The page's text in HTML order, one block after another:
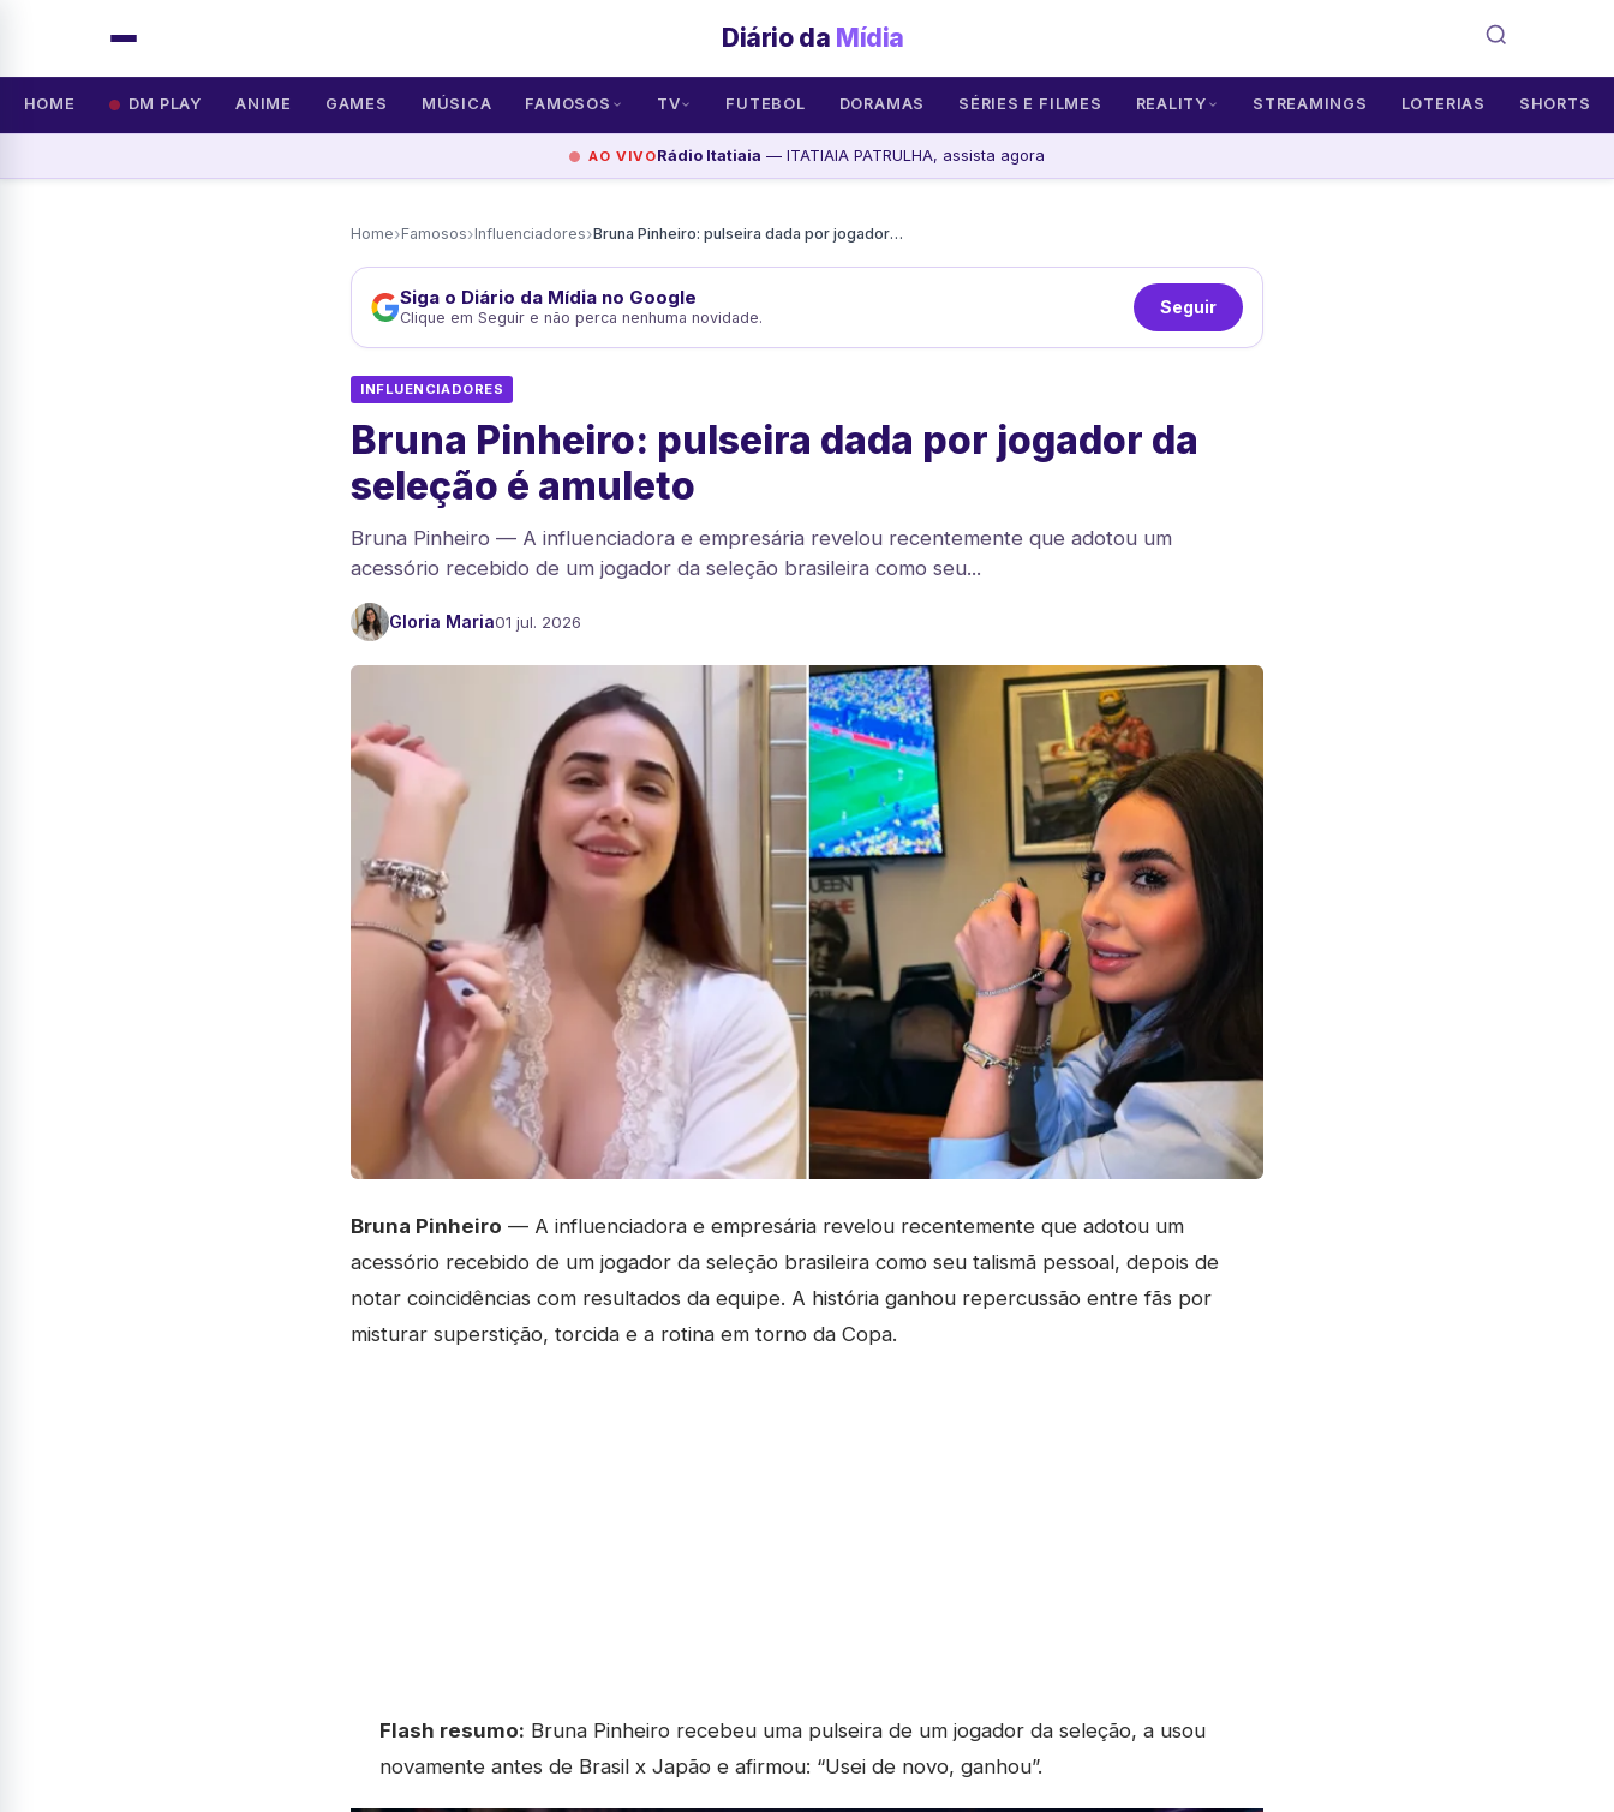
Diário da Mídia
HOME DM PLAY ANIME GAMES MÚSICA FAMOSOS TV FUTEBOL DORAMAS SÉRIES E FILMES REALITY STREAMINGS LOTERIAS SHORTS
AO VIVORádio Itatiaia — ITATIAIA PATRULHA, assista agora
Home›Famosos›Influenciadores› Bruna Pinheiro: pulseira dada por jogador da seleção é amuleto
Siga o Diário da Mídia no Google
Clique em Seguir e não perca nenhuma novidade.
Seguir
INFLUENCIADORES
Bruna Pinheiro: pulseira dada por jogador da
seleção é amuleto
Bruna Pinheiro — A influenciadora e empresária revelou recentemente que adotou um
acessório recebido de um jogador da seleção brasileira como seu...
Gloria Maria01 jul. 2026
Bruna Pinheiro — A influenciadora e empresária revelou recentemente que adotou um
acessório recebido de um jogador da seleção brasileira como seu talismã pessoal, depois de
notar coincidências com resultados da equipe. A história ganhou repercussão entre fãs por
misturar superstição, torcida e a rotina em torno da Copa.
Flash resumo: Bruna Pinheiro recebeu uma pulseira de um jogador da seleção, a usou
novamente antes de Brasil x Japão e afirmou: “Usei de novo, ganhou”.